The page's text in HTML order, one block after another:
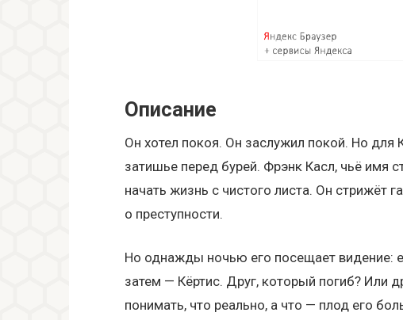
Описание
Он хотел покоя. Он заслужил покой. Но для
затишье перед бурей. Фрэнк Касл, чьё имя
начать жизнь с чистого листа. Он стрижёт
о преступности.
Но однажды ночью его посещает видение:
затем — Кёртис. Друг, который погиб? Или
понимать, что реально, а что — плод его